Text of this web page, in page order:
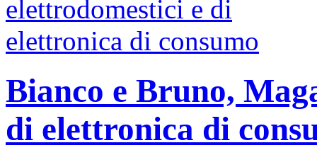
Bianco e Bruno,
di elettronica di